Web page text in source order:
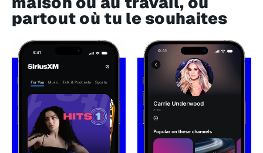
partout où tu le souhaites